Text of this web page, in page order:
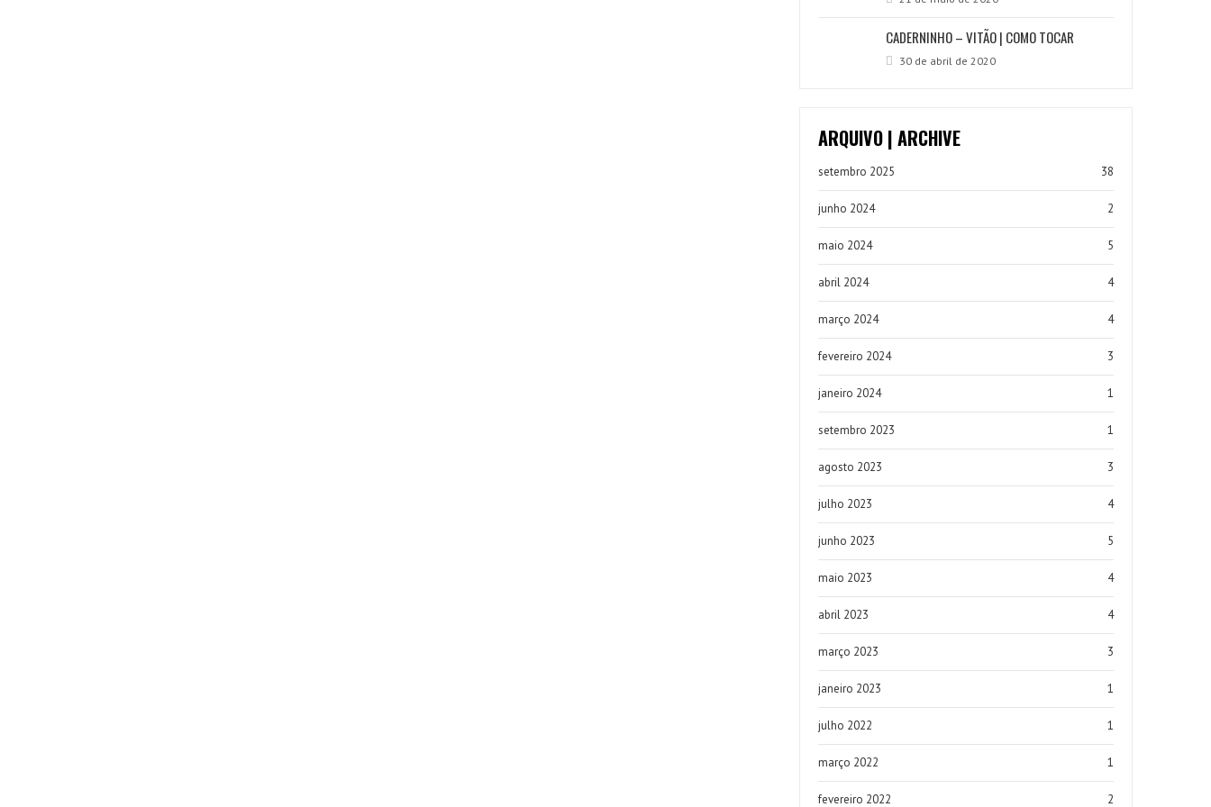
CADERNINHO – VITÃO | COMO TOCAR
30 de abril de 2020
ARQUIVO | ARCHIVE
setembro 2025 38
junho 2024 2
maio 2024 5
abril 2024 4
março 2024 4
fevereiro 2024 3
janeiro 2024 1
setembro 2023 1
agosto 2023 3
julho 2023 4
junho 2023 5
maio 2023 4
abril 2023 4
março 2023 3
janeiro 2023 1
julho 2022 1
março 2022 1
fevereiro 2022 2